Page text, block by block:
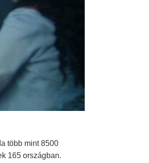
több mint 8500
165 országban.